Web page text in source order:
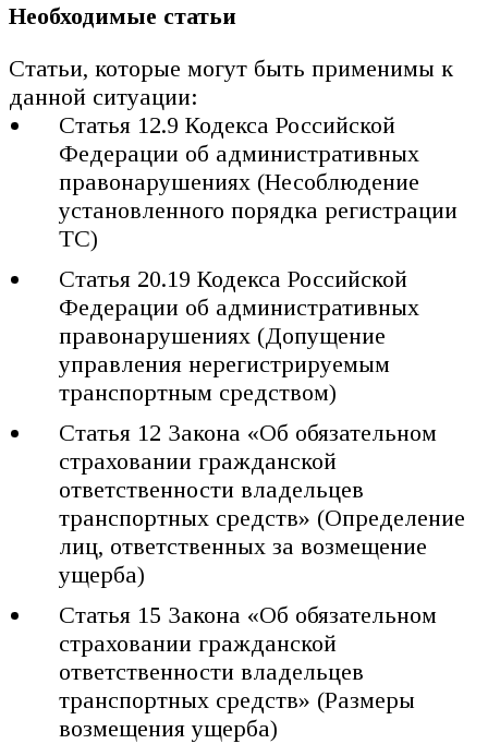
Необходимые статьи
Статьи, которые могут быть применимы к
данной ситуации:
Статья 12.9 Кодекса Российской
Федерации об административных
правонарушениях (Несоблюдение
установленного порядка регистрации
ТС)
Статья 20.19 Кодекса Российской
Федерации об административных
правонарушениях (Допущение
управления нерегистрируемым
транспортным средством)
Статья 12 Закона «Об обязательном
страховании гражданской
ответственности владельцев
транспортных средств» (Определение
лиц, ответственных за возмещение
ущерба)
Статья 15 Закона «Об обязательном
страховании гражданской
ответственности владельцев
транспортных средств» (Размеры
возмещения ущерба)